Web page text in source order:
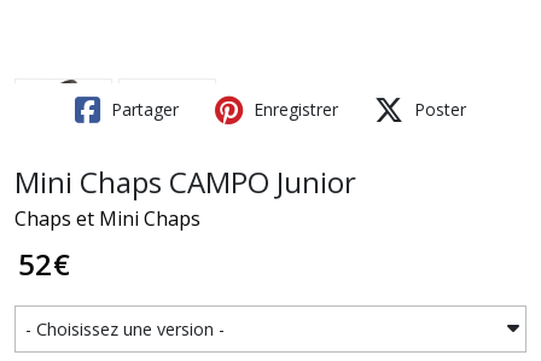
Partager Enregistrer Poster
Mini Chaps CAMPO Junior
Chaps et Mini Chaps
52€